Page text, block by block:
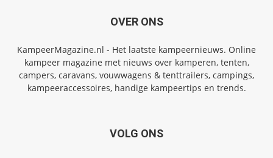
OVER ONS
KampeerMagazine.nl - Het laatste kampeernieuws. Online
kampeer magazine met nieuws over kamperen, tenten,
campers, caravans, vouwwagens & tenttrailers, campings,
kampeeraccessoires, handige kampeertips en trends.
VOLG ONS